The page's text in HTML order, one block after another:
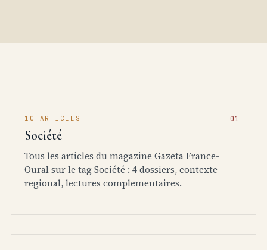
10 ARTICLES
Société
Tous les articles du magazine Gazeta France-
Oural sur le tag Société : 4 dossiers, contexte
regional, lectures complementaires.